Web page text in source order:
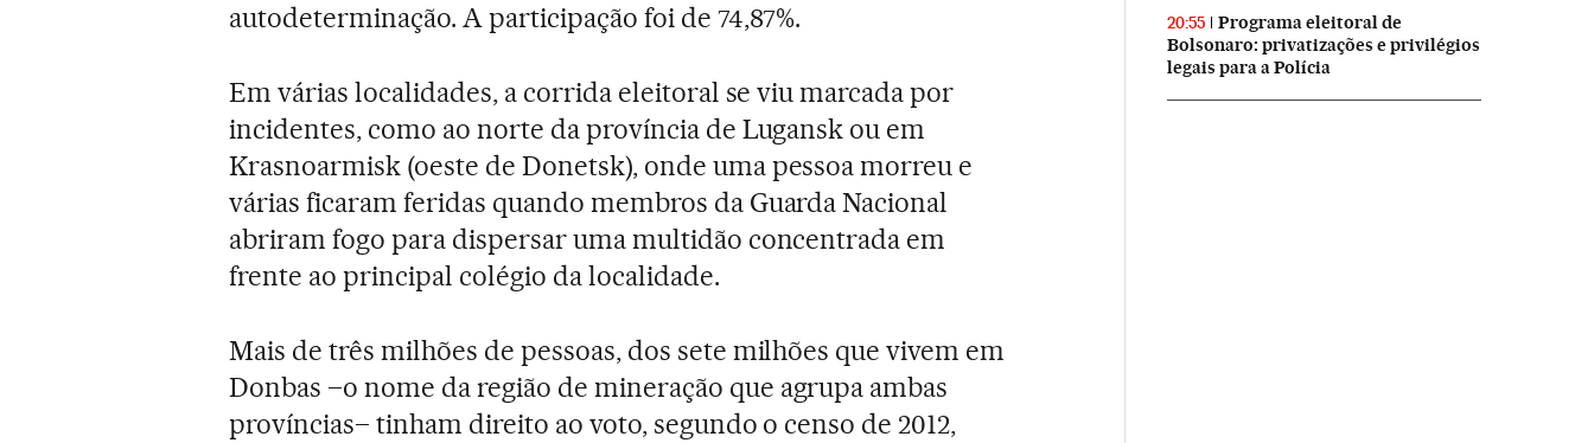
autodeterminação. A participação foi de 74,87%.
Em várias localidades, a corrida eleitoral se viu marcada por
incidentes, como ao norte da província de Lugansk ou em
Krasnoarmisk (oeste de Donetsk), onde uma pessoa morreu e
várias ficaram feridas quando membros da Guarda Nacional
abriram fogo para dispersar uma multidão concentrada em
frente ao principal colégio da localidade.
Mais de três milhões de pessoas, dos sete milhões que vivem em
Donbas –o nome da região de mineração que agrupa ambas
províncias– tinham direito ao voto, segundo o censo de 2012,
20:55
Programa eleitoral de
Bolsonaro: privatizações e privilégios
legais para a Polícia